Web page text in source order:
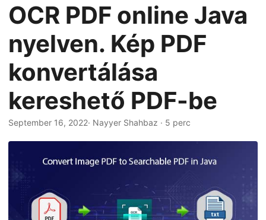
v
i
g
t
i
o
n
OCR PDF online Java
nyelven. Kép PDF
konvertálása
kereshető PDF-be
September 16, 2022· Nayyer Shahbaz · 5 perc